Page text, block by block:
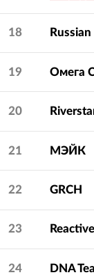
18
19 Омега
20
21 МЭЙК
22 GRCH
23 Reactive
24 DNA